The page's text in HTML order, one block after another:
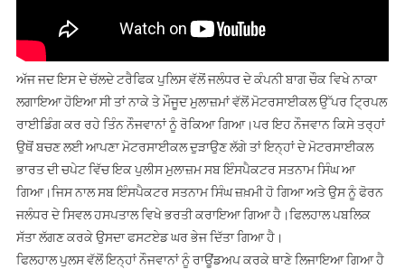
ਅੱਜ ਜਦ ਇਸ ਦੇ ਚੱਲਦੇ ਟਰੈਫਿਕ ਪੁਲਿਸ ਵੱਲੋਂ ਜਲੰਧਰ ਦੇ ਕੰਪਨੀ ਬਾਗ ਚੌਕ ਵਿਖੇ ਨਾਕਾ
ਲਗਾਇਆ ਹੋਇਆ ਸੀ ਤਾਂ ਨਾਕੇ ਤੇ ਮੌਜੂਦ ਮੁਲਾਜ਼ਮਾਂ ਵੱਲੋਂ ਮੋਟਰਸਾਈਕਲ ਉੱਪਰ ਟ੍ਰਿਪਲ
ਰਾਈਡਿੰਗ ਕਰ ਰਹੇ ਤਿੰਨ ਨੌਜਵਾਨਾਂ ਨੂੰ ਰੋਕਿਆ ਗਿਆ।ਪਰ ਇਹ ਨੌਜਵਾਨ ਕਿਸੇ ਤਰ੍ਹਾਂ
ਉਥੋਂ ਬਚਣ ਲਈ ਆਪਣਾ ਮੋਟਰਸਾਈਕਲ ਦੁੜਾਉਣ ਲੱਗੇ ਤਾਂ ਇਨ੍ਹਾਂ ਦੇ ਮੋਟਰਸਾਈਕਲ
ਭਾਰਤ ਦੀ ਚਪੇਟ ਵਿੱਚ ਇਕ ਪੁਲੀਸ ਮੁਲਾਜ਼ਮ ਸਬ ਇੰਸਪੈਕਟਰ ਸਤਨਾਮ ਸਿੰਘ ਆ
ਗਿਆ।ਜਿਸ ਨਾਲ ਸਬ ਇੰਸਪੈਕਟਰ ਸਤਨਾਮ ਸਿੰਘ ਜ਼ਖ਼ਮੀ ਹੋ ਗਿਆ ਅਤੇ ਉਸ ਨੂੰ ਫੋਰਨ
ਜਲੰਧਰ ਦੇ ਸਿਵਲ ਹਸਪਤਾਲ ਵਿਖੇ ਭਰਤੀ ਕਰਾਇਆ ਗਿਆ ਹੈ।ਫਿਲਹਾਲ ਪਬਲਿਕ
ਸੱਤਾ ਲੱਗਣ ਕਰਕੇ ਉਸਦਾ ਫਸਟਏਡ ਘਰ ਭੇਜ ਦਿੱਤਾ ਗਿਆ ਹੈ।
ਫਿਲਹਾਲ ਪੁਲਸ ਵੱਲੋਂ ਇਨ੍ਹਾਂ ਨੌਜਵਾਨਾਂ ਨੂੰ ਰਾਊਂਡਅਪ ਕਰਕੇ ਥਾਣੇ ਲਿਜਾਇਆ ਗਿਆ ਹੈ